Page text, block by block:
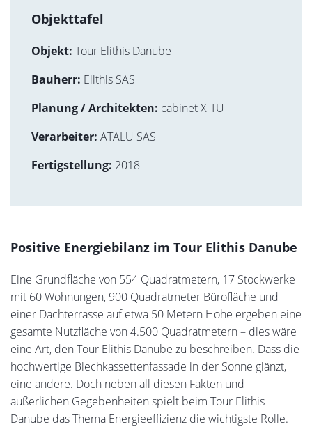
Objekttafel
Objekt: Tour Elithis Danube
Bauherr: Elithis SAS
Planung / Architekten: cabinet X-TU
Verarbeiter: ATALU SAS
Fertigstellung: 2018
Positive Energiebilanz im Tour Elithis Danube
Eine Grundfläche von 554 Quadratmetern, 17 Stockwerke
mit 60 Wohnungen, 900 Quadratmeter Bürofläche und
einer Dachterrasse auf etwa 50 Metern Höhe ergeben eine
gesamte Nutzfläche von 4.500 Quadratmetern – dies wäre
eine Art, den Tour Elithis Danube zu beschreiben. Dass die
hochwertige Blechkassettenfassade in der Sonne glänzt,
eine andere. Doch neben all diesen Fakten und
äußerlichen Gegebenheiten spielt beim Tour Elithis
Danube das Thema Energieeffizienz die wichtigste Rolle.